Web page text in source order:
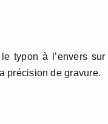
typon à l’envers
précision de gravure.